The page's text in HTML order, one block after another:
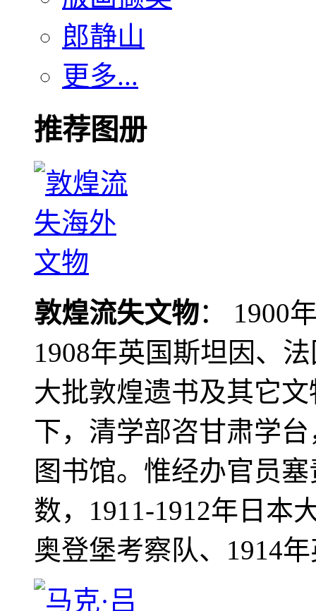
郎静山
更多...
推荐图册
敦煌流失文物： 1900
1908年英国斯坦因、
大批敦煌遗书及其它
下，清学部咨甘肃学
图书馆。惟经办官员
数，1911-1912年日本
奥登堡考察队、1914